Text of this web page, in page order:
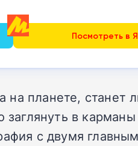
Посмотреть в
на планете, станет
в
с двумя